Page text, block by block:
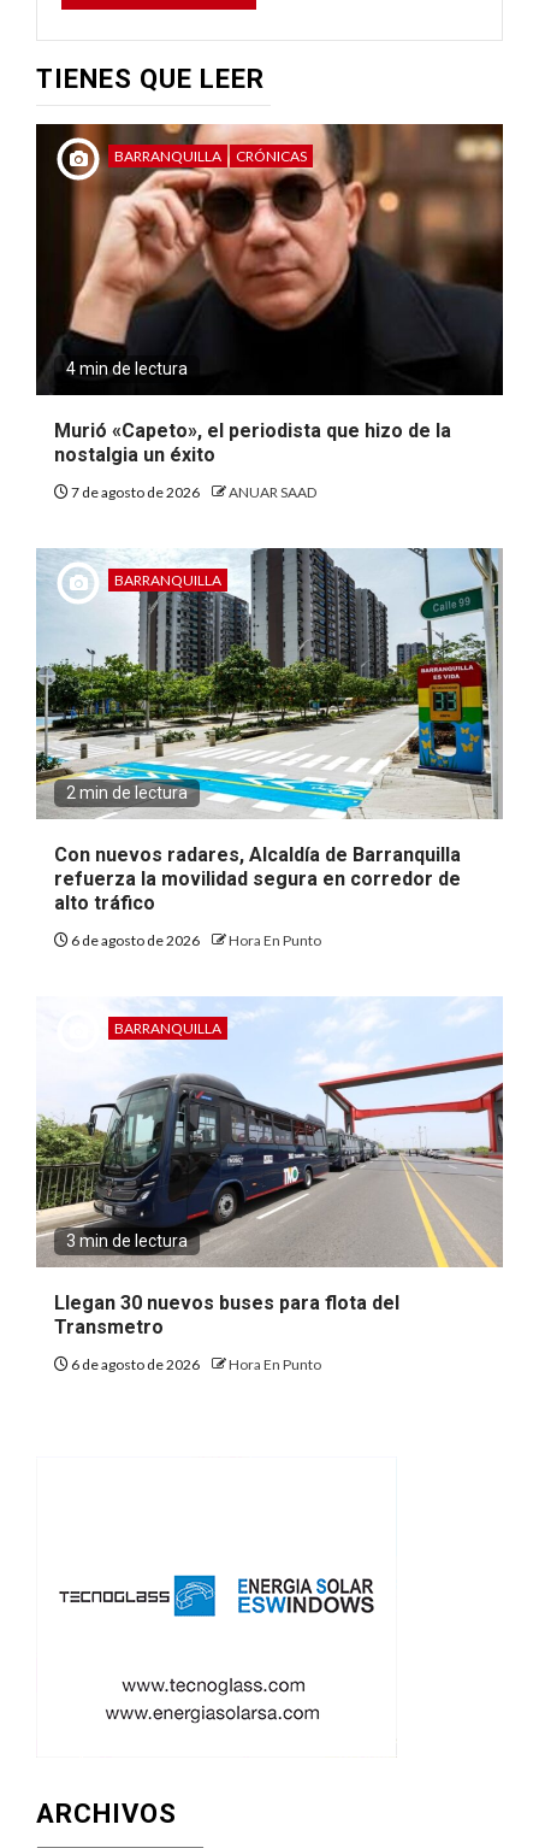
TIENES QUE LEER
BARRANQUILLA CRÓNICAS
4 min de lectura
Murió «Capeto», el periodista que hizo de la
nostalgia un éxito
7 de agosto de 2026 ANUAR SAAD
BARRANQUILLA
2 min de lectura
Con nuevos radares, Alcaldía de Barranquilla
refuerza la movilidad segura en corredor de
alto tráfico
6 de agosto de 2026 Hora En Punto
BARRANQUILLA
3 min de lectura
Llegan 30 nuevos buses para flota del
Transmetro
6 de agosto de 2026 Hora En Punto
ARCHIVOS